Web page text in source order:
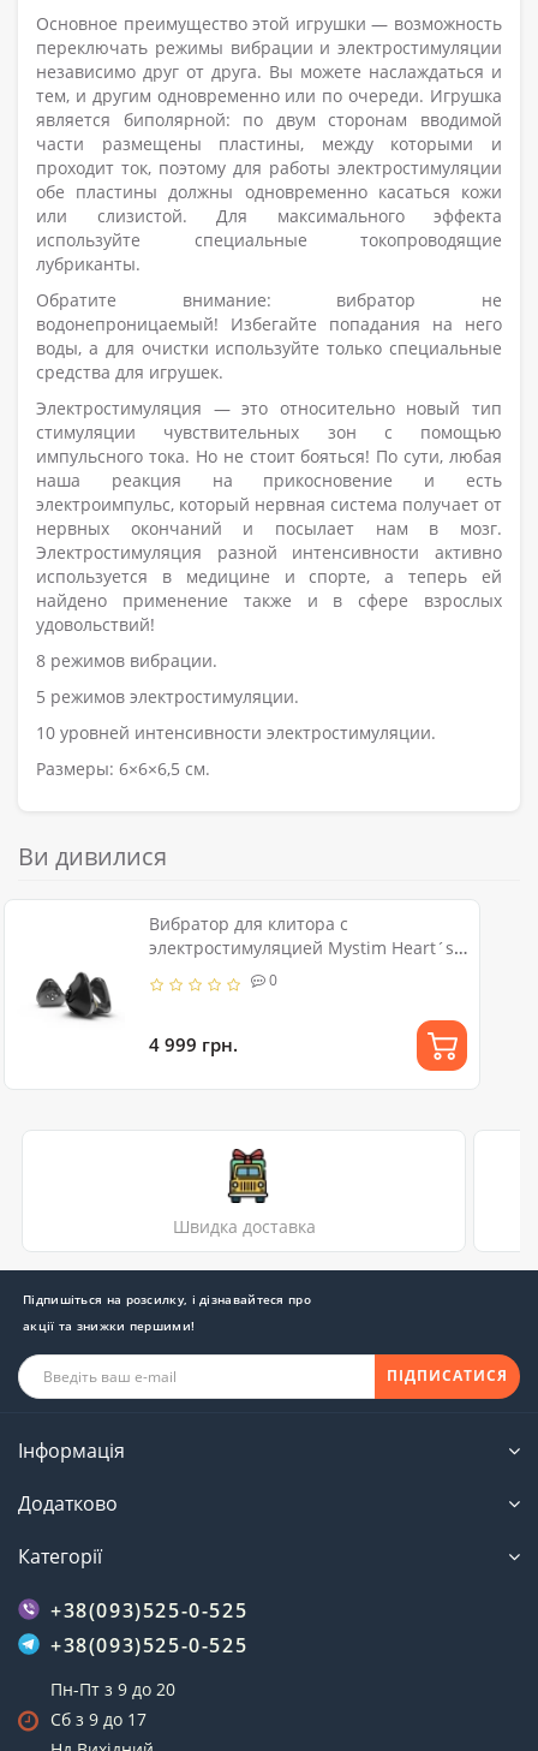
Основное преимущество этой игрушки — возможность
переключать режимы вибрации и электростимуляции
независимо друг от друга. Вы можете наслаждаться и
тем, и другим одновременно или по очереди. Игрушка
является биполярной: по двум сторонам вводимой
части размещены пластины, между которыми и
проходит ток, поэтому для работы электростимуляции
обе пластины должны одновременно касаться кожи
или слизистой. Для максимального эффекта
используйте специальные токопроводящие
лубриканты.
Обратите внимание: вибратор не
водонепроницаемый! Избегайте попадания на него
воды, а для очистки используйте только специальные
средства для игрушек.
Электростимуляция — это относительно новый тип
стимуляции чувствительных зон с помощью
импульсного тока. Но не стоит бояться! По сути, любая
наша реакция на прикосновение и есть
электроимпульс, который нервная система получает от
нервных окончаний и посылает нам в мозг.
Электростимуляция разной интенсивности активно
используется в медицине и спорте, а теперь ей
найдено применение также и в сфере взрослых
удовольствий!
8 режимов вибрации.
5 режимов электростимуляции.
10 уровней интенсивности электростимуляции.
Размеры: 6×6×6,5 см.
Ви дивилися
Вибратор для клитора с
электростимуляцией Mystim Heart´s
Desire Black Edition
0
4 999 грн.
Швидка доставка
Підпишіться на розсилку, і дізнавайтеся про
акції та знижки першими!
ПІДПИСАТИСЯ
Інформація
Додатково
Категорії
+38(093)525-0-525
+38(093)525-0-525
Пн-Пт з 9 до 20
Сб з 9 до 17